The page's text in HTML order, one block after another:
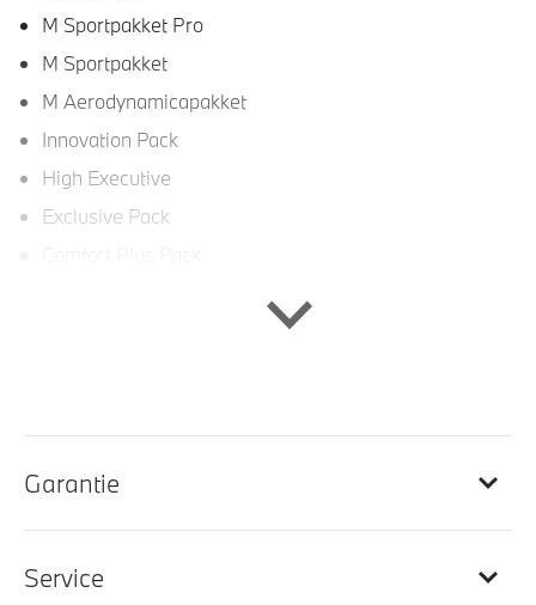
M Sportpakket Pro
M Sportpakket
M Aerodynamicapakket
Innovation Pack
High Executive
Exclusive Pack
Interieur
achterportierramen
Garantie
Service